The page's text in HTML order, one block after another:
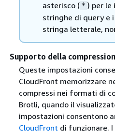
asterisco ( * ) per le
stringhe di query e
stringa letterale,
Supporto della
Queste impostazioni
CloudFront memorizzare
compressi nei formati di
Brotli, quando il
impostazioni consentono
CloudFront di funzionare.